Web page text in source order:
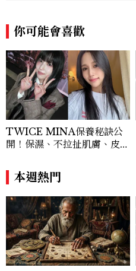
你可能會喜歡
TWICE MINA保養秘訣公
開！保濕、不拉扯肌膚、皮拉
肌
本週熱門